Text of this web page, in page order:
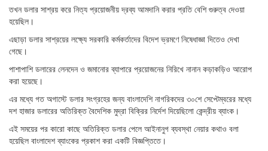
তখন ডলার সাশ্রয় করে নিত্য প্রয়োজনীয় দ্রব্য আমদানি করার প্রতি বেশি গুরুত্ব দেওয়া
হয়েছিল।
এছাড়া ডলার সাশ্রয়ের লক্ষ্যে সরকারি কর্মকর্তাদের বিদেশ ভ্রমণে নিষেধাজ্ঞা দিতেও দেখা
গেছে।
পাশাপাশি ডলারের লেনদেন ও জমানোর ব্যাপারে প্রয়োজনের নিরিখে নানান কড়াকড়িও আরোপ
করা হয়েছে।
এর মধ্যে গত অগাস্টে ডলার সংগ্রহের জন্য বাংলাদেশি নাগরিকদের ৩০শে সেপ্টেম্বরের মধ্যে
দশ হাজার ডলারের অতিরিক্ত বৈদেশিক মুদ্রা বিক্রির নির্দেশ দিয়েছিলো কেন্দ্রীয় ব্যাংক।
এই সময়ের পর কারো কাছে অতিরিক্ত ডলার পেলে আইনানুগ ব্যবস্থা নেয়ার কথাও বলা
হয়েছিল বাংলাদেশ ব্যাংকের প্রকাশ করা একটি বিজ্ঞপ্তিতে।